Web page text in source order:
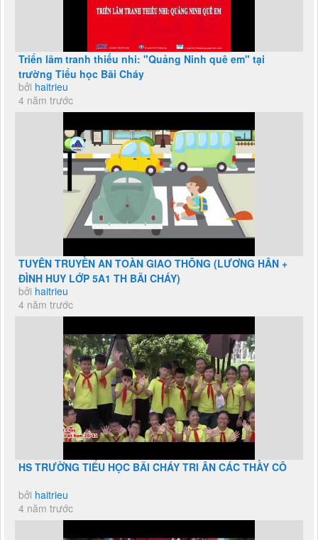
Triển lãm tranh thiếu nhi: "Quảng Ninh quê em" tại
trường Tiểu học Bãi Cháy
bởi haitrieu
4 năm trước
TUYÊN TRUYỀN AN TOÀN GIAO THÔNG (LƯƠNG HÂN +
ĐÌNH HUY LỚP 5A1 TH BÃI CHÁY)
bởi haitrieu
4 năm trước
HS TRƯỜNG TIỂU HỌC BÃI CHÁY TRI ÂN CÁC THẦY CÔ
bởi haitrieu
4 năm trước